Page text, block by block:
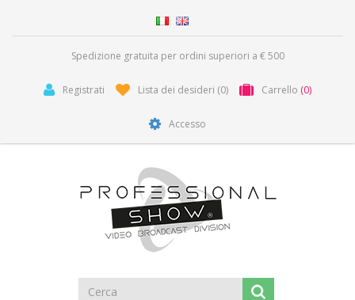
Spedizione gratuita per ordini superiori a € 500
Registrati Lista dei desideri (0) Carrello (0)
Accesso